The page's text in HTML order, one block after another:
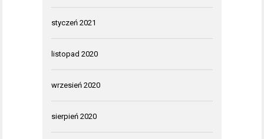
styczeń 2021
listopad 2020
wrzesień 2020
sierpień 2020